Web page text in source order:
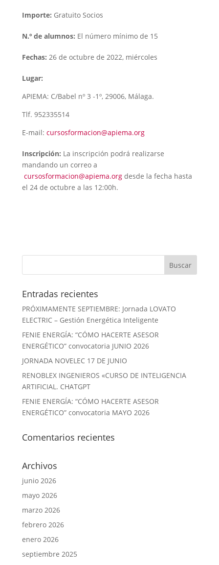
Importe: Gratuito Socios
N.º de alumnos: El número mínimo de 15
Fechas: 26 de octubre de 2022, miércoles
Lugar:
APIEMA: C/Babel nº 3 -1º, 29006, Málaga.
Tlf. 952335514
E-mail: cursosformacion@apiema.org
Inscripción: La inscripción podrá realizarse
mandando un correo a
cursosformacion@apiema.orgdesde la fecha hasta
el 24 de octubre a las 12:00h.
Entradas recientes
PRÓXIMAMENTE SEPTIEMBRE: Jornada LOVATO
ELECTRIC – Gestión Energética Inteligente
FENIE ENERGÍA: “CÓMO HACERTE ASESOR
ENERGÉTICO” convocatoria JUNIO 2026
JORNADA NOVELEC 17 DE JUNIO
RENOBLEX INGENIEROS «CURSO DE INTELIGENCIA
ARTIFICIAL. CHATGPT
FENIE ENERGÍA: “CÓMO HACERTE ASESOR
ENERGÉTICO” convocatoria MAYO 2026
Comentarios recientes
Archivos
junio 2026
mayo 2026
marzo 2026
febrero 2026
enero 2026
septiembre 2025